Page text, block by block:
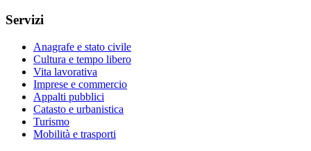
Servizi
Anagrafe e stato civile
Cultura e tempo libero
Vita lavorativa
Imprese e commercio
Appalti pubblici
Catasto e urbanistica
Turismo
Mobilità e trasporti